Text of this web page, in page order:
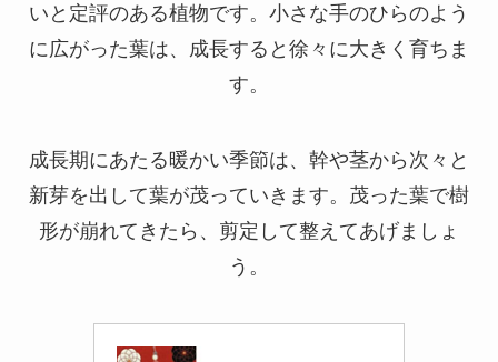
いと定評のある植物です。小さな手のひらのよう
に広がった葉は、成長すると徐々に大きく育ちま
す。
成長期にあたる暖かい季節は、幹や茎から次々と
新芽を出して葉が茂っていきます。茂った葉で樹
形が崩れてきたら、剪定して整えてあげましょ
う。